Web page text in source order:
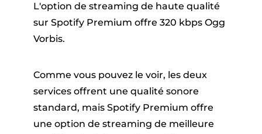
L'option de streaming de haute qualité
sur Spotify Premium offre 320 kbps Ogg
Vorbis.
Comme vous pouvez le voir, les deux
services offrent une qualité sonore
standard, mais Spotify Premium offre
une option de streaming de meilleure